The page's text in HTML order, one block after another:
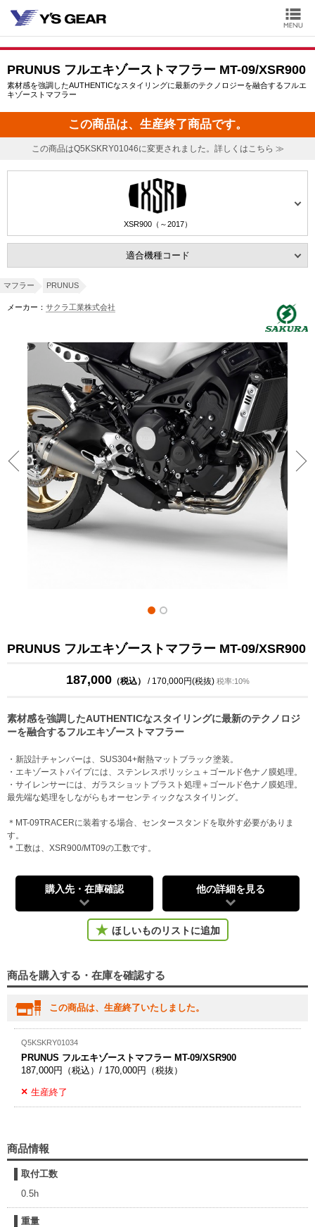
PRUNUS フルエキゾーストマフラー MT-09/XSR900
素材感を強調したAUTHENTICなスタイリングに最新のテクノロジーを融合するフルエ
キゾーストマフラー
この商品は、生産終了商品です。
この商品はQ5KSKRY01046に変更されました。詳しくはこちら ≫
XSR900（～2017）
適合機種コード
マフラー PRUNUS
メーカー： サクラ工業株式会社
PRUNUS フルエキゾーストマフラー MT-09/XSR900
187,000（税込） / 170,000円(税抜) 税率:10%
素材感を強調したAUTHENTICなスタイリングに最新のテクノロジ
ーを融合するフルエキゾーストマフラー
・新設計チャンバーは、SUS304+耐熱マットブラック塗装。
・エキゾーストパイプには、ステンレスポリッシュ＋ゴールド色ナノ膜処理。
・サイレンサーには、ガラスショットブラスト処理＋ゴールド色ナノ膜処理。
最先端な処理をしながらもオーセンティックなスタイリング。
＊MT-09TRACERに装着する場合、センタースタンドを取外す必要がありま
す。
＊工数は、XSR900/MT09の工数です。
購入先・在庫確認 他の詳細を見る
ほしいものリストに追加
商品を購入する・在庫を確認する
この商品は、生産終了いたしました。
Q5KSKRY01034
PRUNUS フルエキゾーストマフラー MT-09/XSR900
187,000円（税込）/ 170,000円（税抜）
生産終了
商品情報
取付工数
0.5h
重量